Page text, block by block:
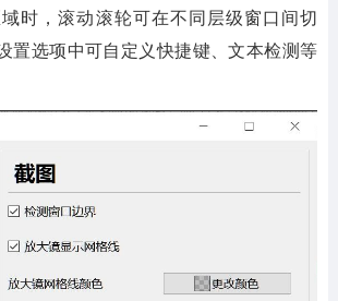
时，滚动滚轮可在不同层级窗口间切
置选项中可自定义快捷键、文本检测等